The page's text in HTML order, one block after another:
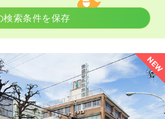
万円
円以上可
詳細を見る
一時募集休止
ヶ月
検索条件を保存
NEW